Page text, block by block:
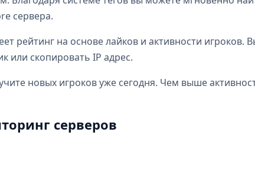
сервера.
рейтинг на основе лайков и активности игроков.
или скопировать IP адрес.
новых игроков уже сегодня. Чем выше
серверов